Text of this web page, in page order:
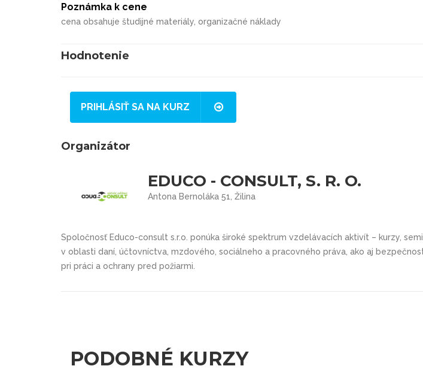
Poznámka k cene
cena obsahuje študijné materiály, organizačné náklady
Hodnotenie
PRIHLÁSIŤ SA NA KURZ
Organizátor
EDUCO - CONSULT, S. R. O.
Antona Bernoláka 51, Žilina
Spoločnosť Educo-consult s.r.o. ponúka široké spektrum vzdelávacích aktivít – kurzy,
v oblasti daní, účtovníctva, mzdového, sociálneho a pracovného práva, ako aj
pri práci a ochrany pred požiarmi.
PODOBNÉ KURZY